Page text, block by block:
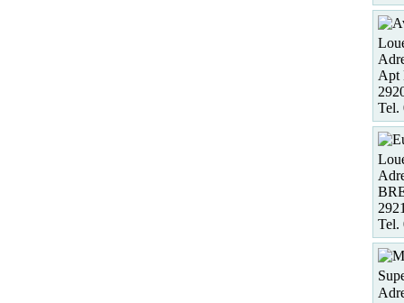
Apt
Tel.
Tel.